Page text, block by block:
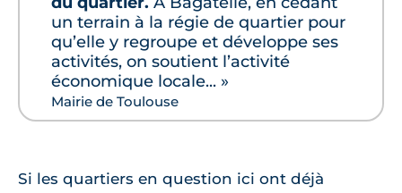
un terrain à la régie de quartier pour
qu’elle y regroupe et développe ses
activités, on soutient l’activité
économique locale... »
Mairie de Toulouse
Si les quartiers en question ici ont déjà